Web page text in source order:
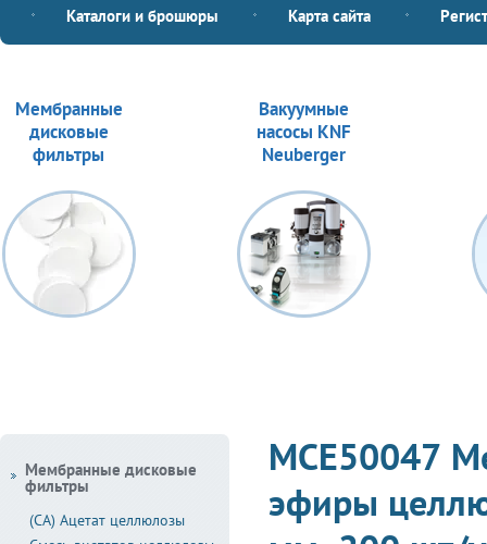
Каталоги и брошюры Карта сайта
Мембранные
дисковые
фильтры
Вакуумные
насосы KNF
Neuberger
MCE50047
эфиры
Мембранные дисковые
фильтры
(CA) Ацетат целлюлозы